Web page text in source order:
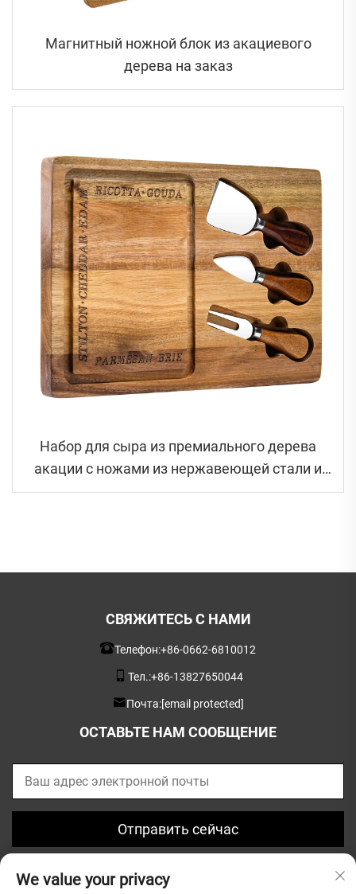
Магнитный ножной блок из акациевого
дерева на заказ
Набор для сыра из премиального дерева
акации с ножами из нержавеющей стали и
канавкой для сбора сока
СВЯЖИТЕСЬ С НАМИ
Телефон:+86-0662-6810012
Тел.:+86-13827650044
Почта:[email protected]
ОСТАВЬТЕ НАМ СООБЩЕНИЕ
Отправить сейчас
We value your privacy